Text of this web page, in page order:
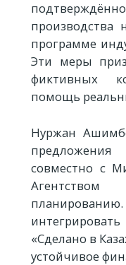
программе
Эти меры
фиктивных
помощь
Нуржан
совместно с
«Сделано в
устойчивое